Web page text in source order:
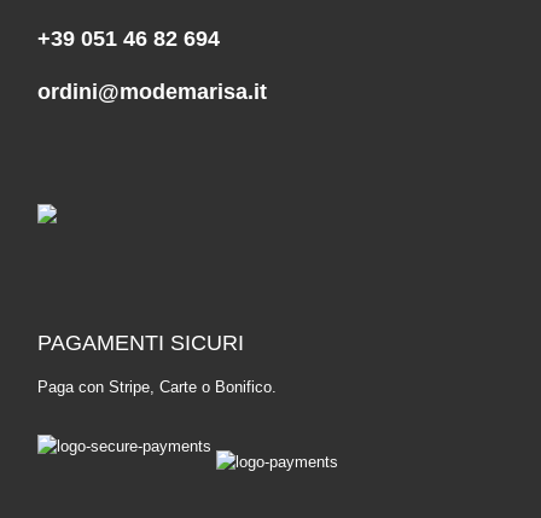
+39 051 46 82 694
ordini@modemarisa.it
PAGAMENTI SICURI
Paga con Stripe, Carte o Bonifico.